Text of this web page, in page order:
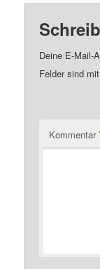
Deine E-Mail-
Felder sind
Kommentar